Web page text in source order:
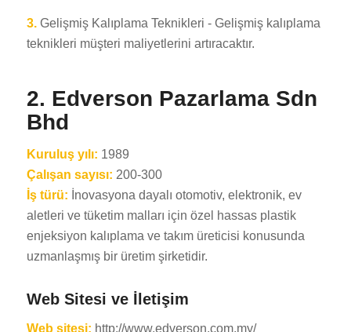
3. Gelişmiş Kalıplama Teknikleri - Gelişmiş kalıplama
teknikleri müşteri maliyetlerini artıracaktır.
2. Edverson Pazarlama Sdn
Bhd
Kuruluş yılı: 1989
Çalışan sayısı: 200-300
İş türü: İnovasyona dayalı otomotiv, elektronik, ev
aletleri ve tüketim malları için özel hassas plastik
enjeksiyon kalıplama ve takım üreticisi konusunda
uzmanlaşmış bir üretim şirketidir.
Web Sitesi ve İletişim
Web sitesi: http://www.edverson.com.my/